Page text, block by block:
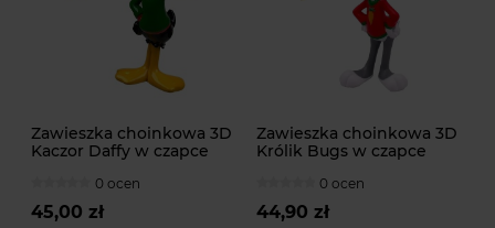
Zawieszka choinkowa 3D
Kaczor Daffy w czapce
0 ocen
45,00 zł
Zawieszka choinkowa 3D
Królik Bugs w czapce
0 ocen
44,90 zł